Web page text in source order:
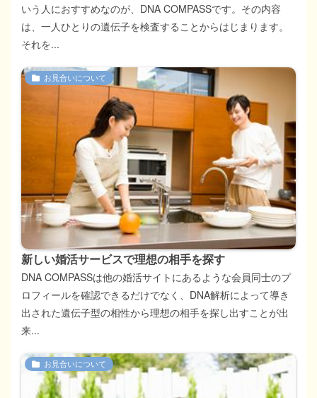
いう人におすすめなのが、DNA COMPASSです。その内容
は、一人ひとりの遺伝子を検査することからはじまります。
それを...
お見合いについて
新しい婚活サービスで理想の相手を探す
DNA COMPASSは他の婚活サイトにあるような会員同士のプ
ロフィールを確認できるだけでなく、DNA解析によって導き
出された遺伝子型の相性から理想の相手を探し出すことが出
来...
お見合いについて